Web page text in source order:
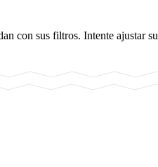
con sus filtros. Intente ajustar